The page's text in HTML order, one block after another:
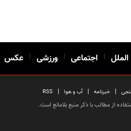
| اجتماعی | ورزشی | عکس
| خبرنامه | آب و هوا |
RSS
از مطالب با ذکر منبع بلامانع است.